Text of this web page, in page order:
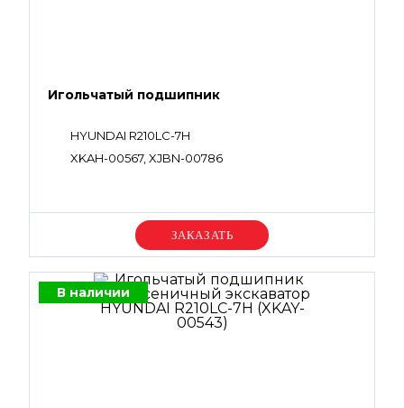
Игольчатый подшипник
HYUNDAI R210LC-7H
XKAH-00567, XJBN-00786
Уточняйте цену
В наличии